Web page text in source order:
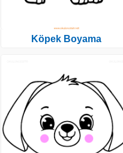
Köpek Boyama